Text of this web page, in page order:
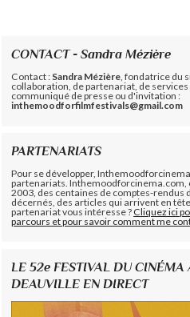
CONTACT - Sandra Mézière
Contact : Sandra Mézière , fondatrice du
collaboration, de partenariat, de
communiqué de presse ou d'invitation :
inthemoodforfilmfestivals@gmail.com
PARTENARIATS
Pour se développer,
partenariats. Inthemoodforcinema.com,
2003, des centaines de comptes-rendus
décernés, des articles qui arrivent en
partenariat vous intéresse ?Cliquez ici
parcours et pour savoir comment me
LE 52e FESTIVAL DU
DEAUVILLE EN DIRECT